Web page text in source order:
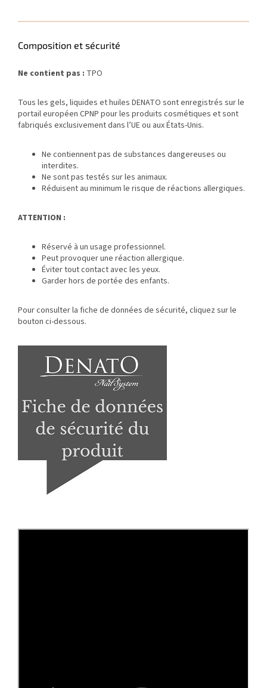
Composition et sécurité
Ne contient pas : TPO
Tous les gels, liquides et huiles DENATO sont enregistrés sur le
portail européen CPNP pour les produits cosmétiques et sont
fabriqués exclusivement dans l’UE ou aux États-Unis.
Ne contiennent pas de substances dangereuses ou
interdites.
Ne sont pas testés sur les animaux.
Réduisent au minimum le risque de réactions allergiques.
ATTENTION :
Réservé à un usage professionnel.
Peut provoquer une réaction allergique.
Éviter tout contact avec les yeux.
Garder hors de portée des enfants.
Pour consulter la fiche de données de sécurité, cliquez sur le
bouton ci-dessous.